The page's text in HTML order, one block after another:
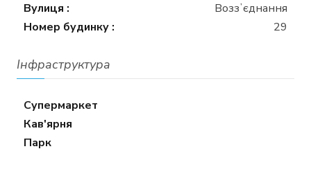
Вулиця :
Воззʼєднання
Номер будинку :
29
Інфраструктура
Супермаркет
Кав'ярня
Парк